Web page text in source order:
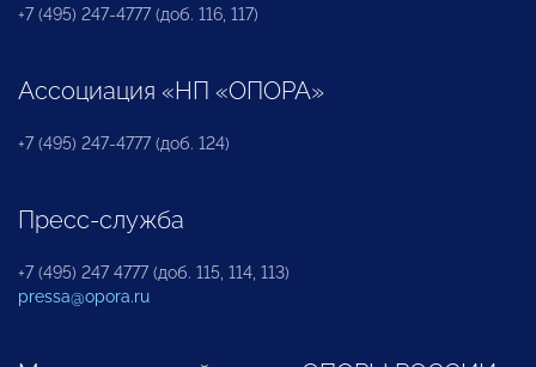
+7 (495) 247-4777 (доб. 116, 117)
Ассоциация «НП «ОПОРА»
+7 (495) 247-4777 (доб. 124)
Пресс-служба
+7 (495) 247 4777 (доб. 115, 114, 113)
pressa@opora.ru